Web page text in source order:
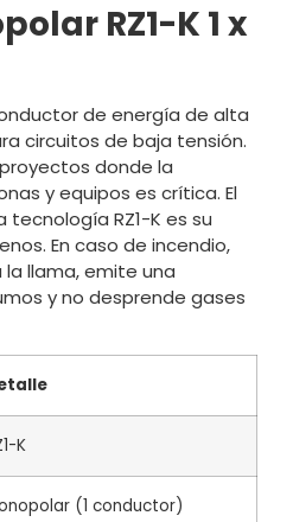
RZ1-K 1 x
de energía de alta
circuitos de baja tensión.
donde la
y equipos es crítica. El
RZ1-K es su
En caso de incendio,
llama, emite una
y no desprende gases
K
(1 conductor)